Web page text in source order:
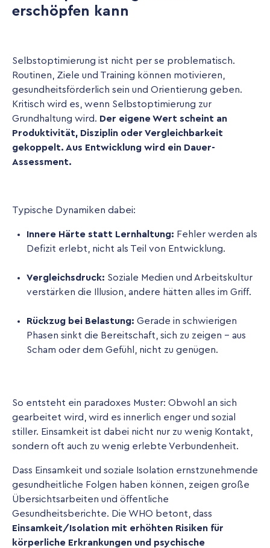
erschöpfen kann
Selbstoptimierung ist nicht per se problematisch.
Routinen, Ziele und Training können motivieren,
gesundheitsförderlich sein und Orientierung geben.
Kritisch wird es, wenn Selbstoptimierung zur
Grundhaltung wird. Der eigene Wert scheint an
Produktivität, Disziplin oder Vergleichbarkeit
gekoppelt. Aus Entwicklung wird ein Dauer-
Assessment.
Typische Dynamiken dabei:
Innere Härte statt Lernhaltung: Fehler werden als
Defizit erlebt, nicht als Teil von Entwicklung.
Vergleichsdruck: Soziale Medien und Arbeitskultur
verstärken die Illusion, andere hätten alles im Griff.
Rückzug bei Belastung: Gerade in schwierigen
Phasen sinkt die Bereitschaft, sich zu zeigen – aus
Scham oder dem Gefühl, nicht zu genügen.
So entsteht ein paradoxes Muster: Obwohl an sich
gearbeitet wird, wird es innerlich enger und sozial
stiller. Einsamkeit ist dabei nicht nur zu wenig Kontakt,
sondern oft auch zu wenig erlebte Verbundenheit.
Dass Einsamkeit und soziale Isolation ernstzunehmende
gesundheitliche Folgen haben können, zeigen große
Übersichtsarbeiten und öffentliche
Gesundheitsberichte. Die WHO betont, dass
Einsamkeit/Isolation mit erhöhten Risiken für
körperliche Erkrankungen und psychische